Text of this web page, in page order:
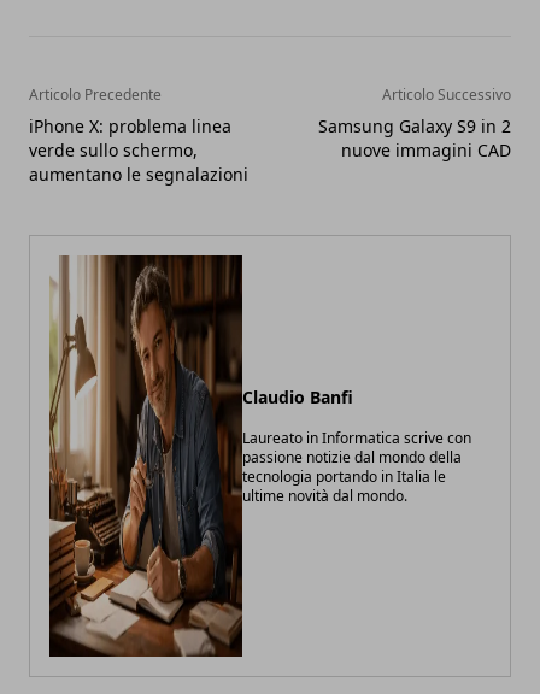
Articolo Precedente
iPhone X: problema linea
verde sullo schermo,
aumentano le segnalazioni
Articolo Successivo
Samsung Galaxy S9 in 2
nuove immagini CAD
Claudio Banfi
Laureato in Informatica scrive con
passione notizie dal mondo della
tecnologia portando in Italia le
ultime novità dal mondo.